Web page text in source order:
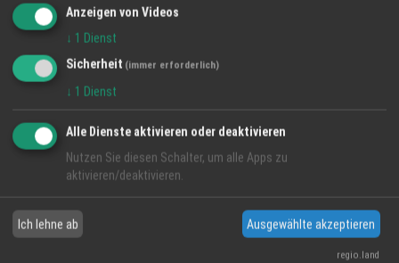
11 Jun 2026
Foto: Max Pfuhler und Jasmin Pfuhler Energieeffizienz und
Nachhaltigkeit: Warum Bauherren jetzt auf Max Pfuhler setzen
sollten #RegioGespräch, Offenburg, 14.01.24, apg. Im heutigen
Anzeigen von Videos
↓ 1 Dienst
Sicherheit (immer erforderlich)
↓ 1 Dienst
Alle Dienste aktivieren oder deaktivieren
Nutzen Sie diesen Schalter, um alle Apps zu
aktivieren/deaktivieren.
Ich lehne ab Ausgewählte akzeptieren
regio.land